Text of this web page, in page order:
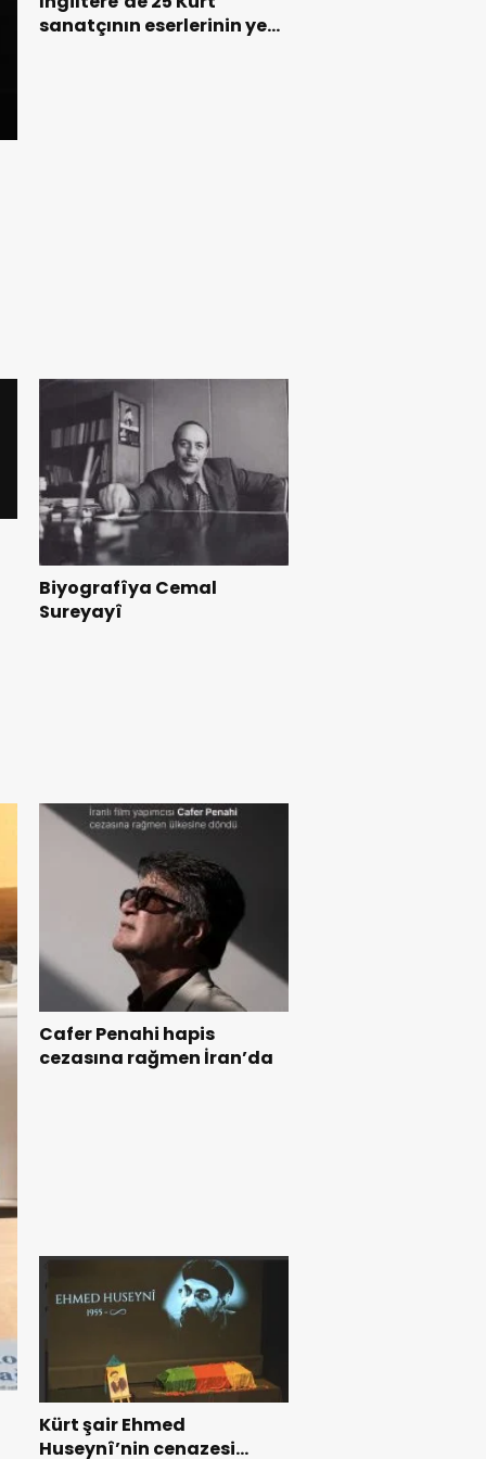
sanatçının eserlerinin yer
Biyografîya Cemal
Sureyayî
Cafer Penahi hapis
cezasına rağmen İran’da
Kürt şair Ehmed
Huseynî’nin cenazesi